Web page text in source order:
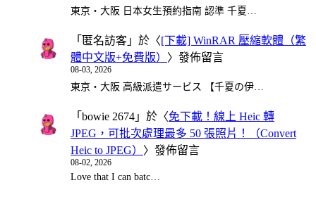
東京・大阪 日本女生預約指南 認準 千夏…
「 匿名訪客 」於〈[下載] WinRAR 壓縮軟體（繁
體中文版+免費版） 〉發佈留言
08-03, 2026
東京・大阪 高級派遣サービス 【千夏の伊…
「 bowie 2674 」於〈免下載！線上 Heic 轉
JPEG，可批次處理最多 50 張照片！（Convert
Heic to JPEG） 〉發佈留言
08-02, 2026
Love that I can batc…